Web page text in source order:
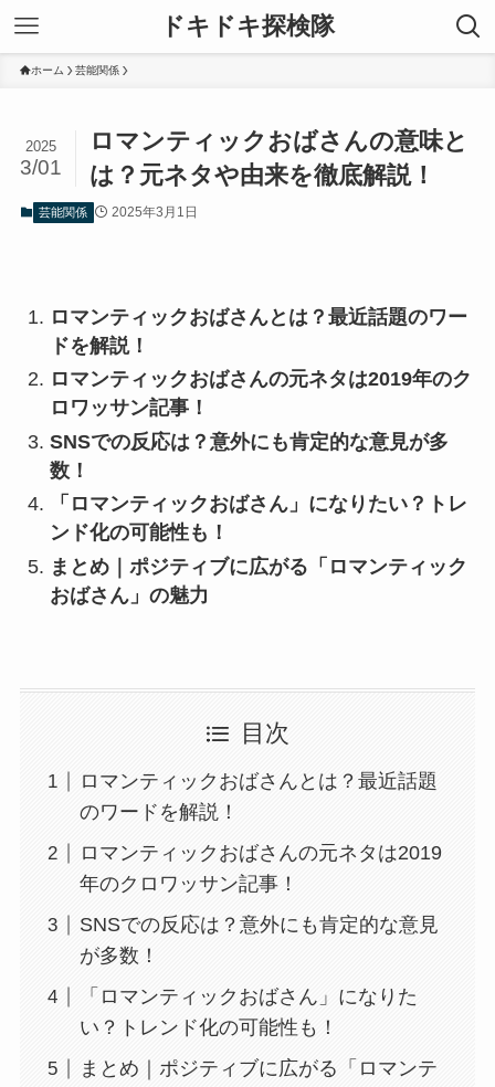
ドキドキ探検隊
ホーム 芸能関係
ロマンティックおばさんの意味と
は？元ネタや由来を徹底解説！
2025
3/01
芸能関係 2025年3月1日
ロマンティックおばさんとは？最近話題のワー
ドを解説！
ロマンティックおばさんの元ネタは2019年のク
ロワッサン記事！
SNSでの反応は？意外にも肯定的な意見が多
数！
「ロマンティックおばさん」になりたい？トレ
ンド化の可能性も！
まとめ｜ポジティブに広がる「ロマンティック
おばさん」の魅力
目次
ロマンティックおばさんとは？最近話題
のワードを解説！
ロマンティックおばさんの元ネタは2019
年のクロワッサン記事！
SNSでの反応は？意外にも肯定的な意見
が多数！
「ロマンティックおばさん」になりた
い？トレンド化の可能性も！
まとめ｜ポジティブに広がる「ロマンテ